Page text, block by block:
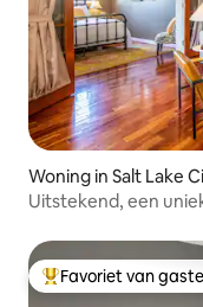
Woning in Salt Lake
Uitstekend, een
Topfavoriet van
Favoriet van